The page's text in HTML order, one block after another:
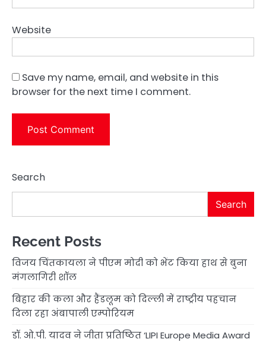
Website
Save my name, email, and website in this
browser for the next time I comment.
Search
Search
Recent Posts
विजय चिंतकायला ने पीएम मोदी को भेंट किया हाथ से बुना
मंगलागिरी शॉल
बिहार की कला और हैंडलूम को दिल्ली में राष्ट्रीय पहचान
दिला रहा अंबापाली एम्पोरियम
डॉ. ओ.पी. यादव ने जीता प्रतिष्ठित ‘LIPI Europe Media Award